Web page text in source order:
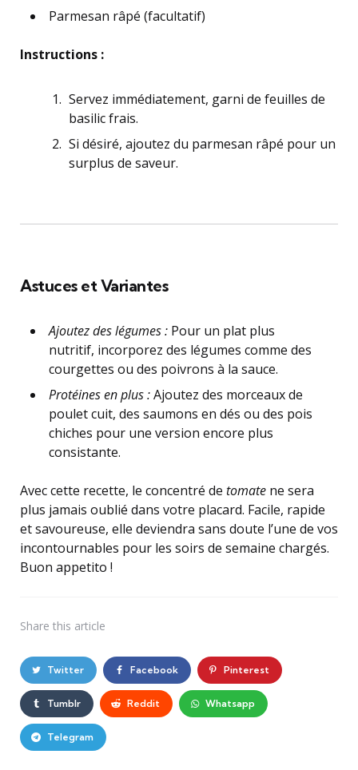
Parmesan râpé (facultatif)
Instructions :
Servez immédiatement, garni de feuilles de
basilic frais.
Si désiré, ajoutez du parmesan râpé pour un
surplus de saveur.
Astuces et Variantes
Ajoutez des légumes : Pour un plat plus
nutritif, incorporez des légumes comme des
courgettes ou des poivrons à la sauce.
Protéines en plus :Ajoutez des morceaux de
poulet cuit, des saumons en dés ou des pois
chiches pour une version encore plus
consistante.
Avec cette recette, le concentré de tomate ne sera
plus jamais oublié dans votre placard. Facile, rapide
et savoureuse, elle deviendra sans doute l’une de vos
incontournables pour les soirs de semaine chargés.
Buon appetito !
Share this article
Twitter Facebook Pinterest
Tumblr Reddit Whatsapp
Telegram